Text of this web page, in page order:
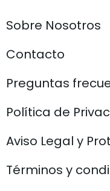
Sobre Nosotros
Contacto
Preguntas
Política de
Aviso Legal y
Términos y